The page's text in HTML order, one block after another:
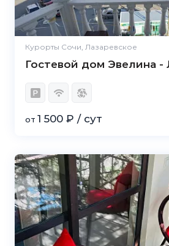
Курорты Сочи, Лазаревское
Гостевой дом Эвелина -
от 1 500 ₽ / сут